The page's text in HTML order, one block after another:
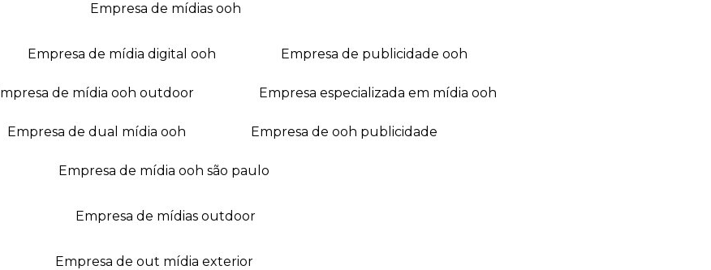
empresa de mídias ooh
empresa de mídia digital ooh empresa de publicidade ooh
empresa de mídia ooh outdoor empresa especializada em mídia ooh
empresa de dual mídia ooh empresa de ooh publicidade
empresa de mídia ooh são paulo
empresa de mídias outdoor
empresa de out mídia exterior